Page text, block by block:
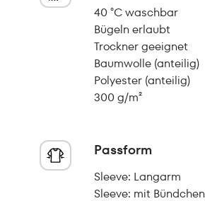
40 °C waschbar
Bügeln erlaubt
Trockner geeignet
Baumwolle (anteilig)
Polyester (anteilig)
300 g/m²
Passform
Sleeve: Langarm
Sleeve: mit Bündchen